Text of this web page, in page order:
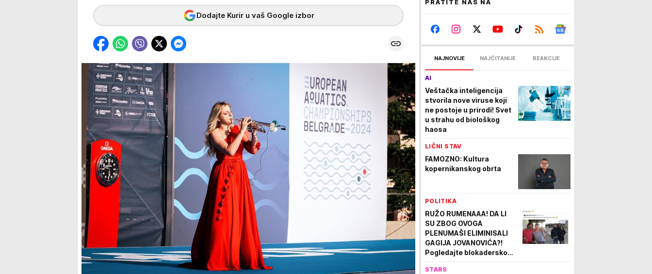
Dodajte Kurir u vaš Google izbor
PRATITE NAS NA
NAJNOVIJE NAJČITANIJE REAKCIJE
AI
Veštačka inteligencija
stvorila nove viruse koji
ne postoje u prirodi! Svet
u strahu od biološkog
haosa
LIČNI STAV
FAMOZNO: Kultura
kopernikanskog obrta
POLITIKA
RUŽO RUMENAAA! DA LI
SU ZBOG OVOGA
PLENUMAŠI ELIMINISALI
GAGIJA JOVANOVIĆA?!
Pogledajte blokadersko
STARS